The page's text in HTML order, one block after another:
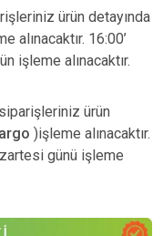
ürün detayında
alınacaktır. 16:00’
işleme alınacaktır.
ürün
)işleme alınacaktır.
günü işleme